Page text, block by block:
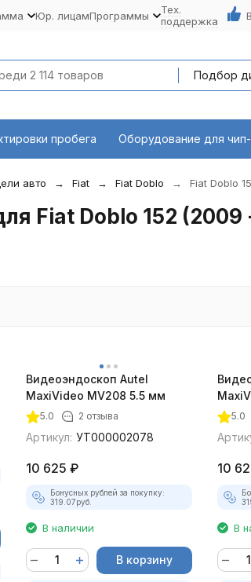
Юр. лицамПрограммы
Тех.
поддержка
пробега Оборудование для
авто Fiat Fiat Doblo Fiat Doblo
Fiat Doblo 152 (2009
Видеоэндоскоп Autel
MaxiVideo MV208 5.5 мм
5.0 2 отзыва
Артикул: УТ000002078
10 625 ₽
Бонусных рублей за покупку:
319.07руб.
В наличии
В корзину
5.0
10
В